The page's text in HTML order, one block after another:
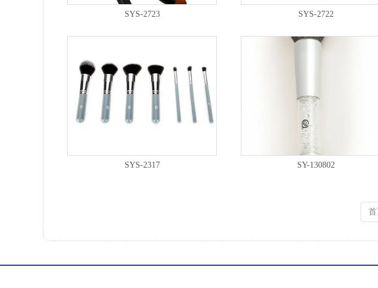
SYS-2723 SYS-2722
SYS-2317 SY-130802
首